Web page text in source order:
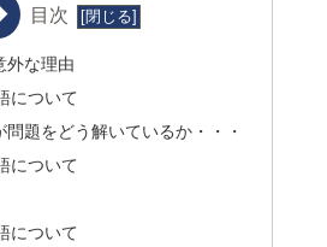
目次
外な理由
について
問題をどう解いているか・・・
について
について